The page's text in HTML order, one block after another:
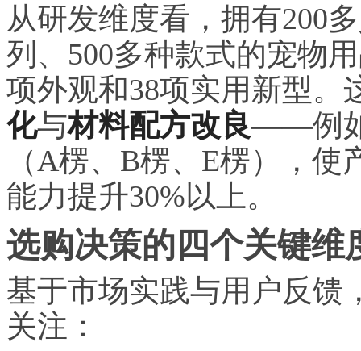
从研发维度看，拥有200
列、500多种款式的宠物
项外观和38项实用新型。
化与材料配方改良——例如
（A楞、B楞、E楞），
能力提升30%以上。
选购决策的四个关键维
基于市场实践与用户反馈
关注：